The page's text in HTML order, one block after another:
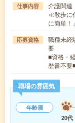
仕事内容
介護関連
≪散歩に
に簡単
応募資格
職種未経
要
■資格・
歴書不
職場の雰囲気
年齢層
20代